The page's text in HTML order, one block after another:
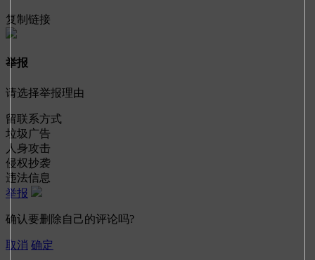
复制链接
举报
请选择举报理由
留联系方式
垃圾广告
人身攻击
侵权抄袭
违法信息
举报
确认要删除自己的评论吗?
取消 确定